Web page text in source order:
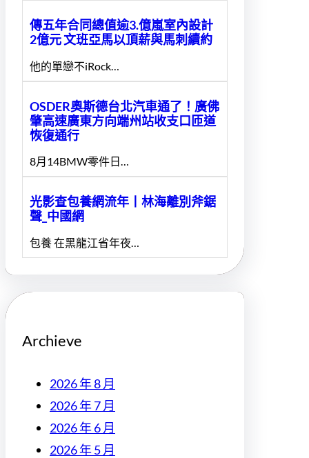
傳五年合同總值逾3.億嵐室內設計
2億元 文班亞馬以頂薪與馬刺續約
他的單戀不iRock…
OSDER奧斯德台北汽車通了！廣佛
肇高速廣東方向端州站收支口匝道
恢復通行
8月14BMW零件日…
光影查包養網流年丨林海離別斧鋸
聲_中國網
包養 在黑龍江省年夜…
Archieve
2026 年 8 月
2026 年 7 月
2026 年 6 月
2026 年 5 月